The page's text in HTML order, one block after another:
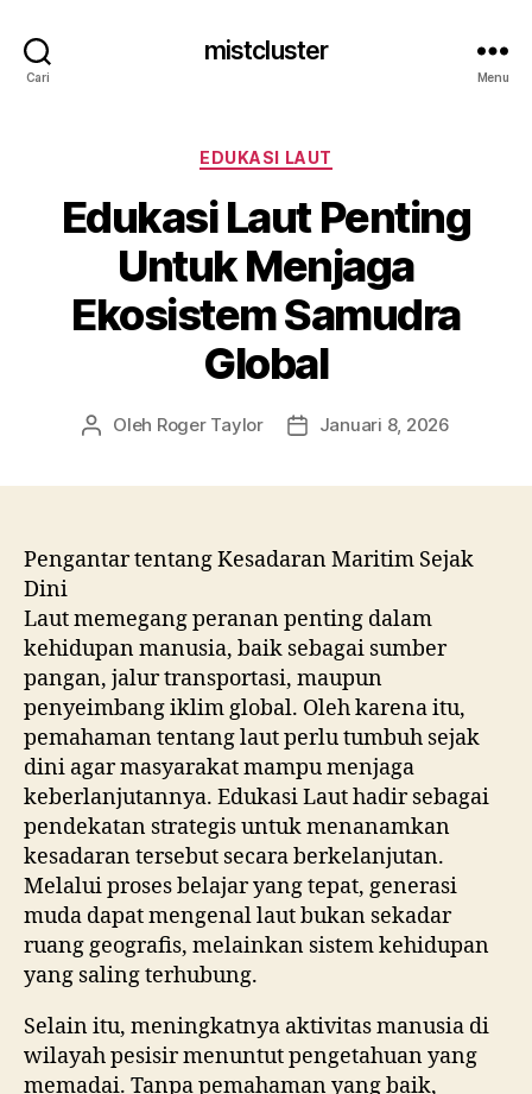
Cari
mistcluster
Menu
Kategori
EDUKASI LAUT
Edukasi Laut Penting
Untuk Menjaga
Ekosistem Samudra
Global
Penulis
Oleh Roger Taylor
Tanggal
Januari 8, 2026
Pengantar tentang Kesadaran Maritim Sejak
Dini
Laut memegang peranan penting dalam
kehidupan manusia, baik sebagai sumber
pangan, jalur transportasi, maupun
penyeimbang iklim global. Oleh karena itu,
pemahaman tentang laut perlu tumbuh sejak
dini agar masyarakat mampu menjaga
keberlanjutannya. Edukasi Laut hadir sebagai
pendekatan strategis untuk menanamkan
kesadaran tersebut secara berkelanjutan.
Melalui proses belajar yang tepat, generasi
muda dapat mengenal laut bukan sekadar
ruang geografis, melainkan sistem kehidupan
yang saling terhubung.
Selain itu, meningkatnya aktivitas manusia di
wilayah pesisir menuntut pengetahuan yang
memadai. Tanpa pemahaman yang baik,